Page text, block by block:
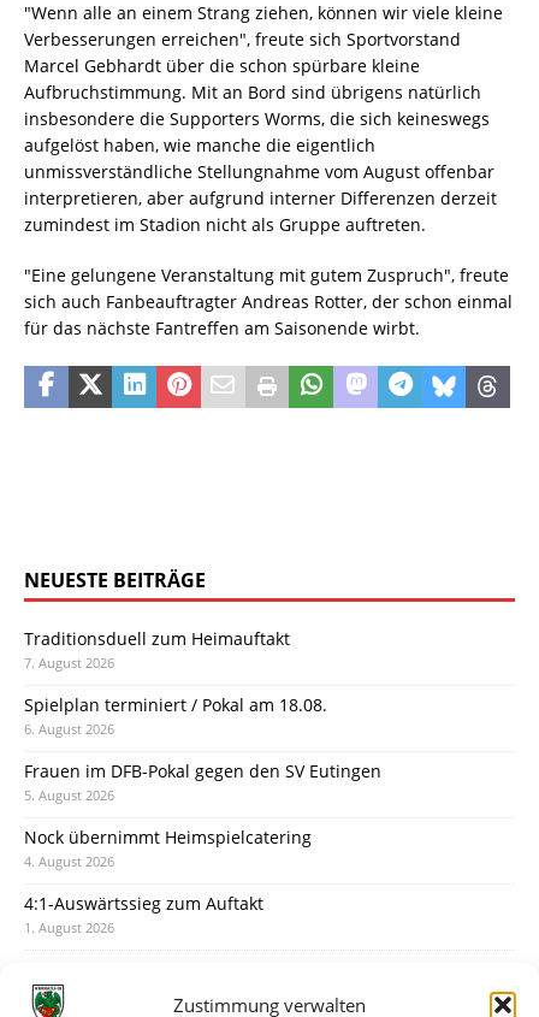
Zustimmung verwalten
"Wenn alle an einem Strang ziehen, können wir viele kleine
Verbesserungen erreichen", freute sich Sportvorstand
Marcel Gebhardt über die schon spürbare kleine
Aufbruchstimmung. Mit an Bord sind übrigens natürlich
insbesondere die Supporters Worms, die sich keineswegs
aufgelöst haben, wie manche die eigentlich
unmissverständliche Stellungnahme vom August offenbar
interpretieren, aber aufgrund interner Differenzen derzeit
zumindest im Stadion nicht als Gruppe auftreten.
"Eine gelungene Veranstaltung mit gutem Zuspruch", freute
sich auch Fanbeauftragter Andreas Rotter, der schon einmal
für das nächste Fantreffen am Saisonende wirbt.
NEUESTE BEITRÄGE
Traditionsduell zum Heimauftakt
7. August 2026
Spielplan terminiert / Pokal am 18.08.
6. August 2026
Frauen im DFB-Pokal gegen den SV Eutingen
5. August 2026
Nock übernimmt Heimspielcatering
4. August 2026
4:1-Auswärtssieg zum Auftakt
1. August 2026
31. Juli 2026